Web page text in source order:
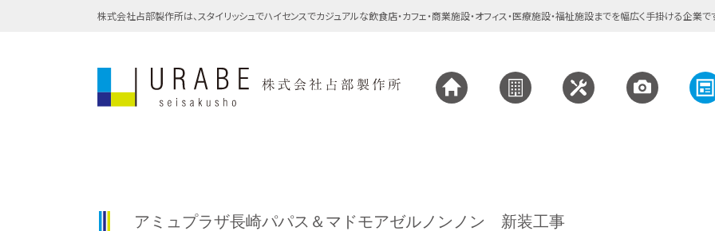
株式会社占部製作所は、スタイリッシュでハイセンスでカジュアルな飲食店・カフェ・商業施設・オフィス・医療施設・福祉施設までを幅広く手掛ける企業で
アミュプラザ長崎パパス＆マドモアゼルノンノン 新装工事